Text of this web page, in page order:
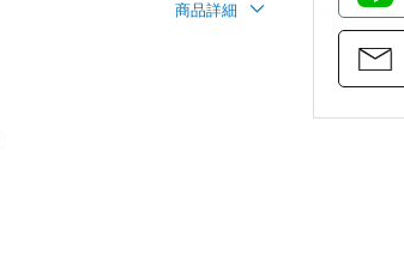
商品詳細